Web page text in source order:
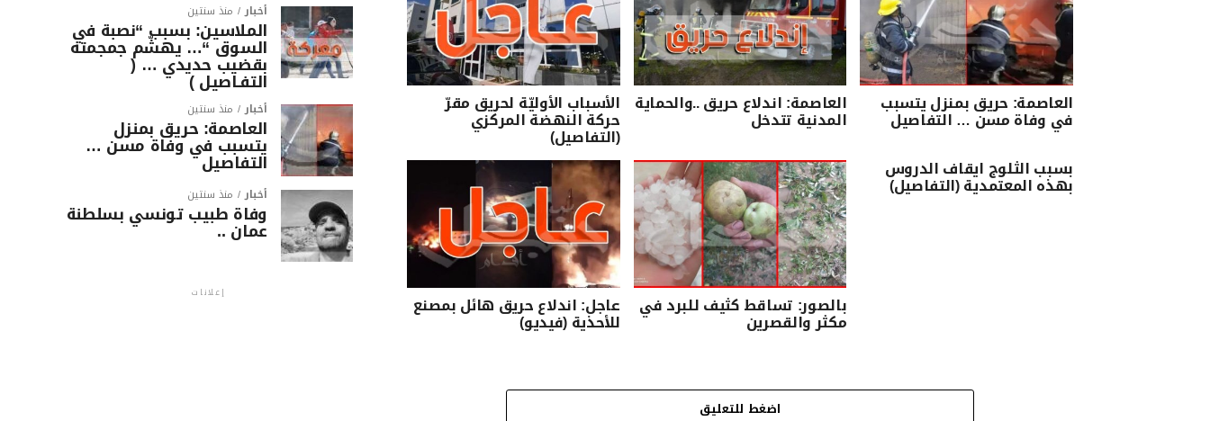
العاصمة: حريق بمنزل يتسبب
في وفاة مسن … التفاصيل
العاصمة: اندلاع حريق ..والحماية
المدنية تتدخل
الأسباب الأوليّة لحريق مقرّ
حركة النهضة المركزي
(التفاصيل)
بسبب الثلوج ايقاف الدروس
بهذه المعتمدية (التفاصيل)
بالصور: تساقط كثيف للبرد في
مكثر والقصرين
عاجل: اندلاع حريق هائل بمصنع
للأحذية (فيديو)
اضغط للتعليق
أخبار منذ سنتين
الملاسين: بسبب “نصبة في
السوق “… يهشّم جمجمته
بقضيب حديدي … (
التفـاصيل )
أخبار منذ سنتين
العاصمة: حريق بمنزل
يتسبب في وفاة مسن …
التفاصيل
أخبار منذ سنتين
وفاة طبيب تونسي بسلطنة
عمان ..
إعلانات